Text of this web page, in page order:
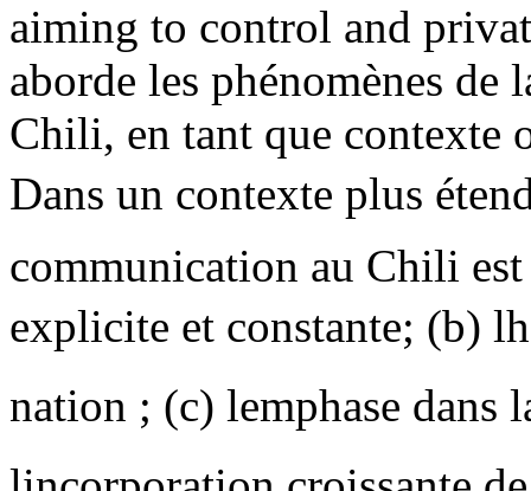
aiming to control and
aborde les phénomènes de
Chili, en tant que contexte
Dans un contexte plus
communication au Chili est
explicite et constante; (b)
nation ; (c) lemphase